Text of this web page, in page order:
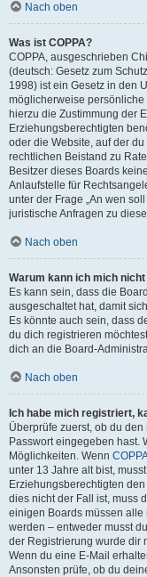
Nach oben
Was ist COPPA?
COPPA, ausgeschrieben
(deutsch: Gesetz zum
1998) ist ein Gesetz in den
möglicherweise
hierzu die Zustimmung der
Erziehungsberechtigten
oder die Website, auf der
rechtlichen Beistand zu
Besitzer dieses Boards
Anlaufstelle für
unter der Frage „An wen
juristische Anfragen zu
Nach oben
Warum kann ich mich
Es kann sein, dass die
ausgeschaltet hat, damit
Es könnte auch sein, dass
du dich registrieren
dich an die Board-
Nach oben
Ich habe mich registriert,
Überprüfe zuerst, ob du
Passwort eingegeben hast.
Möglichkeiten. Wenn
unter 13 Jahre alt bist,
Erziehungsberechtigten
dies nicht der Fall ist, muss
einigen Boards müssen
werden – entweder musst
der Registrierung wurde dir
Wenn du eine E-Mail
Ansonsten prüfe, ob du